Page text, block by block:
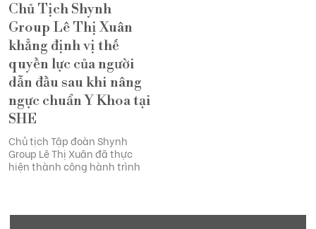
Chủ Tịch Shynh
Group Lê Thị Xuân
khẳng định vị thế
quyền lực của người
dẫn đầu sau khi nâng
ngực chuẩn Y Khoa tại
SHE
Chủ tịch Tập đoàn Shynh
Group Lê Thị Xuân đã thực
hiện thành công hành trình